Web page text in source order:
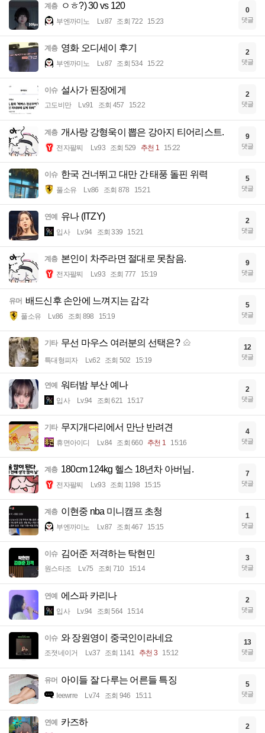
계층 ㅇㅎ?) 30 vs 120
부엔까미노 Lv.87 조회 722 15:23
0
댓글
계층 영화 오디세이 후기
부엔까미노 Lv.87 조회 534 15:22
2
댓글
이슈 설사가 된장에게
고도비만 Lv.91 조회 457 15:22
2
댓글
계층 개사랑 강형욱이 뽑은 강아지 티어리스트.
전자팔찌 Lv.93 조회 529 추천 1 15:22
9
댓글
이슈 한국 건너뛰고 대만 간 태풍 돌핀 위력
풀소유 Lv.86 조회 878 15:21
5
댓글
연예 유나 (ITZY)
입사 Lv.94 조회 339 15:21
2
댓글
계층 본인이 차주라면 절대로 못참음.
전자팔찌 Lv.93 조회 777 15:19
9
댓글
유머 배드신후 손안에 느껴지는 감각
풀소유 Lv.86 조회 898 15:19
5
댓글
기타 무선 마우스 여러분의 선택은?
특대형피자 Lv.62 조회 502 15:19
12
댓글
연예 워터밤 부산 예나
입사 Lv.94 조회 621 15:17
2
댓글
기타 무지개다리에서 만난 반려견
휴면아이디 Lv.84 조회 660 추천 1 15:16
4
댓글
계층 180cm 124kg 헬스 18년차 아버님.
전자팔찌 Lv.93 조회 1198 15:15
7
댓글
계층 이현중 nba 미니캠프 초청
부엔까미노 Lv.87 조회 467 15:15
1
댓글
이슈 김어준 저격하는 탁현민
원스타조 Lv.75 조회 710 15:14
3
댓글
연예 에스파 카리나
입사 Lv.94 조회 564 15:14
2
댓글
이슈 와 장원영이 중국인이라네요
조졋네이거 Lv.37 조회 1141 추천 3 15:12
13
댓글
유머 아이들 잘 다루는 어른들 특징
Ieewrre Lv.74 조회 946 15:11
5
댓글
연예 카즈하 2